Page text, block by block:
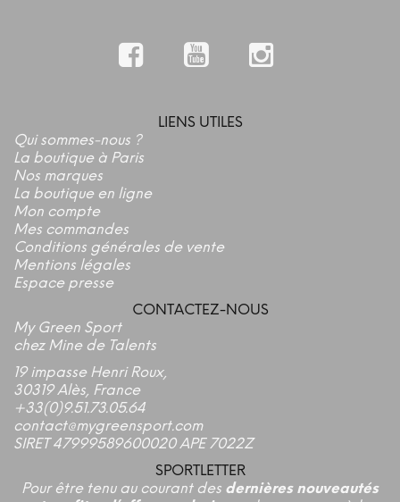
LIENS UTILES
Qui sommes-nous ?
La boutique à Paris
Nos marques
La boutique en ligne
Mon compte
Mes commandes
Conditions générales de vente
Mentions légales
Espace presse
CONTACTEZ-NOUS
My Green Sport
chez Mine de Talents
19 impasse Henri Roux,
30319 Alès, France
+33(0)9.51.73.05.64
contact@mygreensport.com
SIRET 47999589600020 APE 7022Z
SPORTLETTER
Pour être tenu au courant des dernières nouveautés